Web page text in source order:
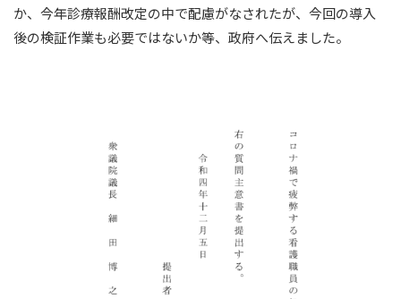
か、今年診療報酬改定の中で配慮がなされたが、今回の導入
後の検証作業も必要ではないか等、政府へ伝えました。